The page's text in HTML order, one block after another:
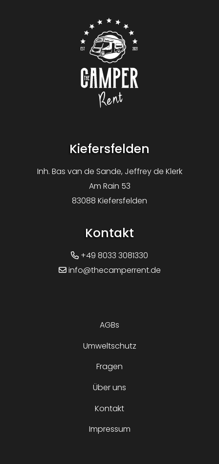
Kiefersfelden
Inh. Bas van de Sande, Jeffrey de Klerk
Am Rain 53
83088 Kiefersfelden
Kontakt
+49 8033 3081330
info@thecamperrent.de
AGBs
Umweltschutz
Fragen
Über uns
Kontakt
Impressum